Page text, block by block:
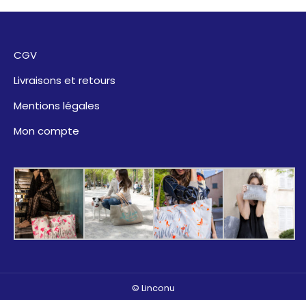
CGV
Livraisons et retours
Mentions légales
Mon compte
© Linconu